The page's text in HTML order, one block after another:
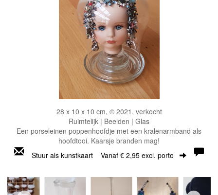
28 x 10 x 10 cm, © 2021, verkocht
Ruimtelijk | Beelden | Glas
Een porseleinen poppenhoofdje met een kralenarmband als
hoofdtooi. Kaarsje branden mag!
Stuur als kunstkaart Vanaf € 2,95 excl. porto